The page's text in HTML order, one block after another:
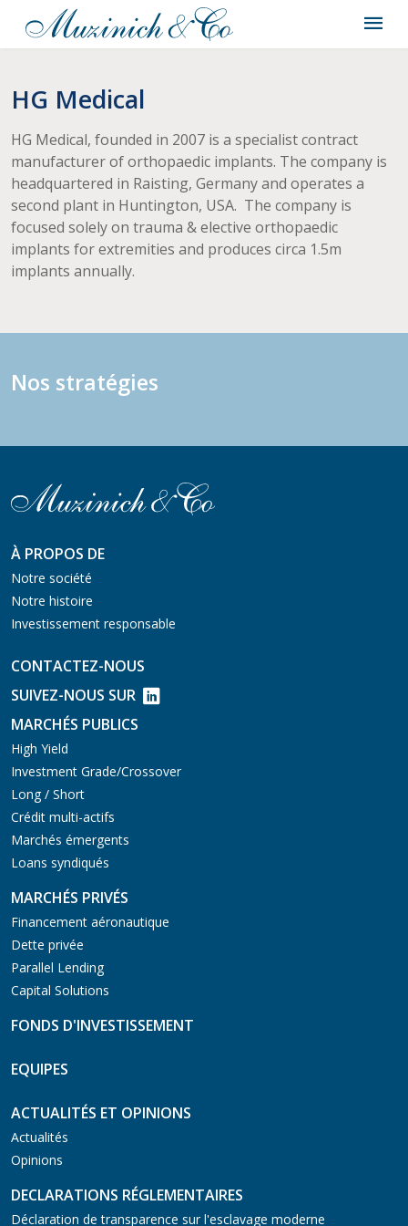
HG Medical
HG Medical, founded in 2007 is a specialist contract
manufacturer of orthopaedic implants. The company is
headquartered in Raisting, Germany and operates a
second plant in Huntington, USA. The company is
focused solely on trauma & elective orthopaedic
implants for extremities and produces circa 1.5m
implants annually.
Nos stratégies
À PROPOS DE
Notre société
Notre histoire
Investissement responsable
CONTACTEZ-NOUS
SUIVEZ-NOUS SUR
MARCHÉS PUBLICS
High Yield
Investment Grade/Crossover
Long / Short
Crédit multi-actifs
Marchés émergents
Loans syndiqués
MARCHÉS PRIVÉS
Financement aéronautique
Dette privée
Parallel Lending
Capital Solutions
FONDS D'INVESTISSEMENT
EQUIPES
ACTUALITÉS ET OPINIONS
Actualités
Opinions
DECLARATIONS RÉGLEMENTAIRES
Déclaration de transparence sur l'esclavage moderne